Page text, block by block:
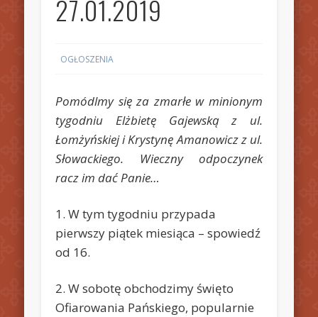
27.01.2019
OGŁOSZENIA
Pomódlmy się za zmarłe w minionym
tygodniu Elżbietę Gajewską z ul.
Łomżyńskiej i Krystynę Amanowicz z ul.
Słowackiego. Wieczny odpoczynek
racz im dać Panie…
1. W tym tygodniu przypada
pierwszy piątek miesiąca – spowiedź
od 16.
2. W sobotę obchodzimy święto
Ofiarowania Pańskiego, popularnie